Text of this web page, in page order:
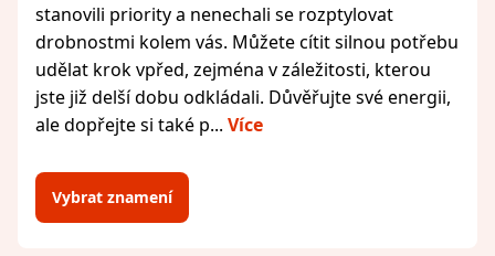
stanovili priority a nenechali se rozptylovat
drobnostmi kolem vás. Můžete cítit silnou potřebu
udělat krok vpřed, zejména v záležitosti, kterou
jste již delší dobu odkládali. Důvěřujte své energii,
ale dopřejte si také p... Více
Vybrat znamení